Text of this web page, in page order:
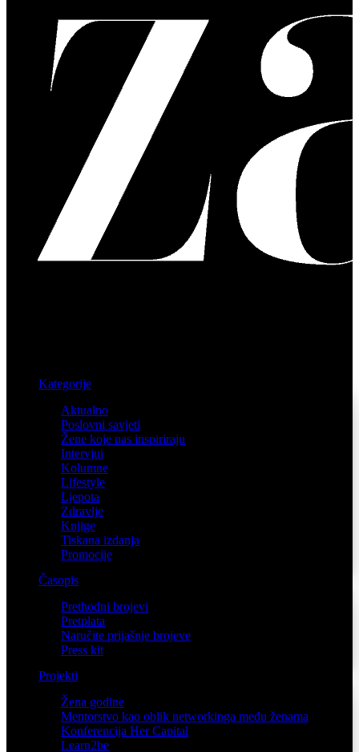
Kategorije
Aktualno
Poslovni savjeti
Žene koje nas inspiriraju
Intervjui
Kolumne
Lifestyle
Ljepota
Zdravlje
Knjige
Tiskana izdanja
Promocije
Časopis
Prethodni brojevi
Pretplata
Naručite prijašnje brojeve
Press kit
Projekti
Žena godine
Mentorstvo kao oblik networkinga među ženama
Konferencija Her Capital
Learn2be